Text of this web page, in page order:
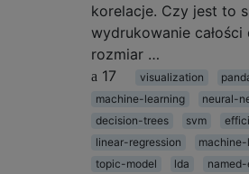
korelacje. Czy jest to
wydrukowanie
rozmiar …
17
visualization
machine-learning
neural-
decision-trees
svm
linear-regression
topic-model
lda